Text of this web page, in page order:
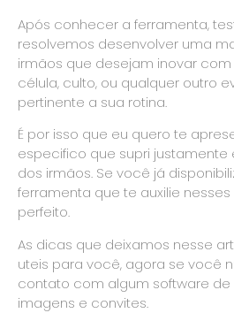
Após conhecer a ferramenta,
resolvemos desenvolver uma
irmãos que desejam inovar
célula, culto, ou qualquer outro
pertinente a sua rotina.
É por isso que eu quero te
especifico que supri justamente
dos irmãos. Se você já
ferramenta que te auxilie
perfeito.
As dicas que deixamos nesse
uteis para você, agora se você
contato com algum software
imagens e convites.